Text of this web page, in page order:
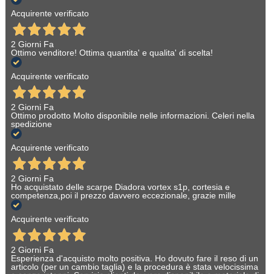
Acquirente verificato
2 Giorni Fa
Ottimo venditore! Ottima quantita' e qualita' di scelta!
Acquirente verificato
2 Giorni Fa
Ottimo prodotto Molto disponibile nelle informazioni. Celeri nella
spedizione
Acquirente verificato
2 Giorni Fa
Ho acquistato delle scarpe Diadora vortex s1p, cortesia e
competenza,poi il prezzo davvero eccezionale, grazie mille
Acquirente verificato
2 Giorni Fa
Esperienza d'acquisto molto positiva. Ho dovuto fare il reso di un
articolo (per un cambio taglia) e la procedura è stata velocissima